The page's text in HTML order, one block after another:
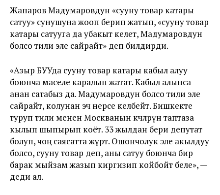
Жапаров Мадумаровдун «сууну товар катары
сатуу» сунушуна жооп берип жатып, «сууну товар
катары сатууга да убакыт келет, Мадумаровдун
болсо тили эле сайрайт» деп билдирди.
«Азыр БУУда сууну товар катары кабыл алуу
боюнча маселе каралып жатат. Кабыл алынса
анан сатабыз да. Мадумаровдун болсо тили эле
сайрайт, колунан эч нерсе келбейт. Бишкекте
туруп тили менен Москванын көчөлөрүн таптаза
кылып шыпырып коёт. 33 жылдан бери депутат
болуп, чоң саясатта жүрөт. Ошончолук эле акылдуу
болсо, сууну товар деп, аны сатуу боюнча бир
барак мыйзам жазып киргизип койбойт беле», —
деди ал.